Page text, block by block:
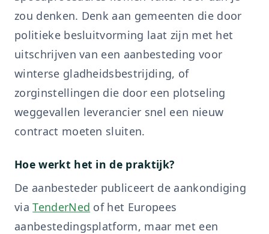
zou denken. Denk aan gemeenten die door
politieke besluitvorming laat zijn met het
uitschrijven van een aanbesteding voor
winterse gladheidsbestrijding, of
zorginstellingen die door een plotseling
weggevallen leverancier snel een nieuw
contract moeten sluiten.
Hoe werkt het in de praktijk?
De aanbesteder publiceert de aankondiging
viaTenderNed of het Europees
aanbestedingsplatform, maar met een